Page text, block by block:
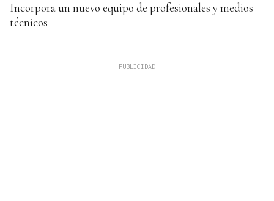
Incorpora un nuevo equipo de profesionales y medios
técnicos